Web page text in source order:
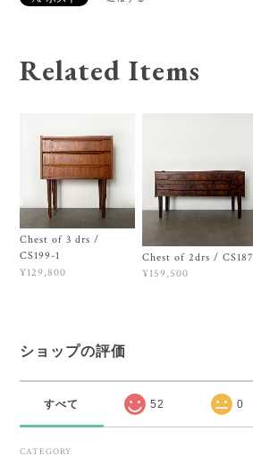
Related Items
Chest of 3 drs /
CS199-1
¥129,800
Chest of 2drs / CS187
¥159,500
ショップの評価
すべて 52 0
CATEGORY